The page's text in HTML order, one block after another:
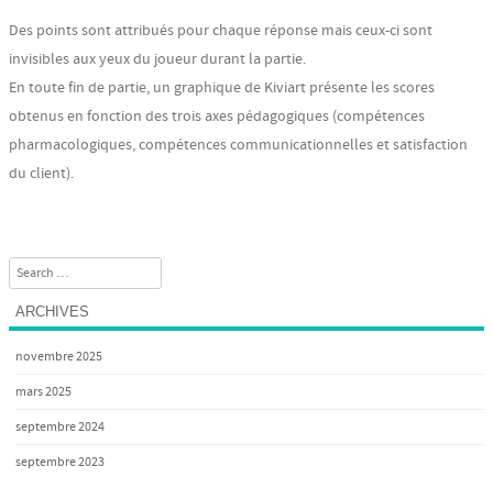
Des points sont attribués pour chaque réponse mais ceux-ci sont
invisibles aux yeux du joueur durant la partie.
En toute fin de partie, un graphique de Kiviart présente les scores
obtenus en fonction des trois axes pédagogiques (compétences
pharmacologiques, compétences communicationnelles et satisfaction
du client).
Search
ARCHIVES
novembre 2025
mars 2025
septembre 2024
septembre 2023